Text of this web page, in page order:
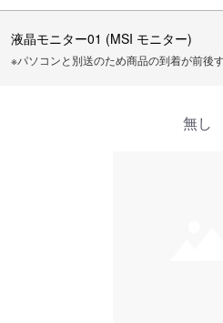
液晶モニター01 (MSI モニター)
※パソコンと別送のため商品の到着が前後
無し